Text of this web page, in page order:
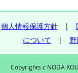
個人情報保護方針 |
について |
Copyrights c NODA